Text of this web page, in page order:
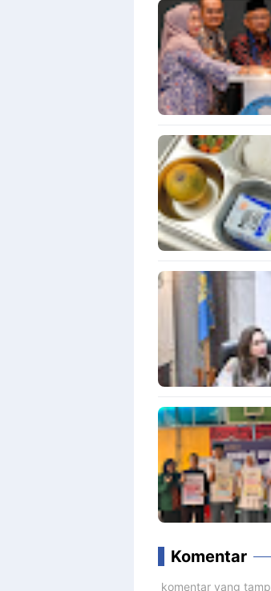
Komentar
komentar yang